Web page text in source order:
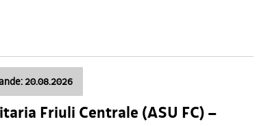
20.08.2026
Friuli Centrale (ASU FC) –